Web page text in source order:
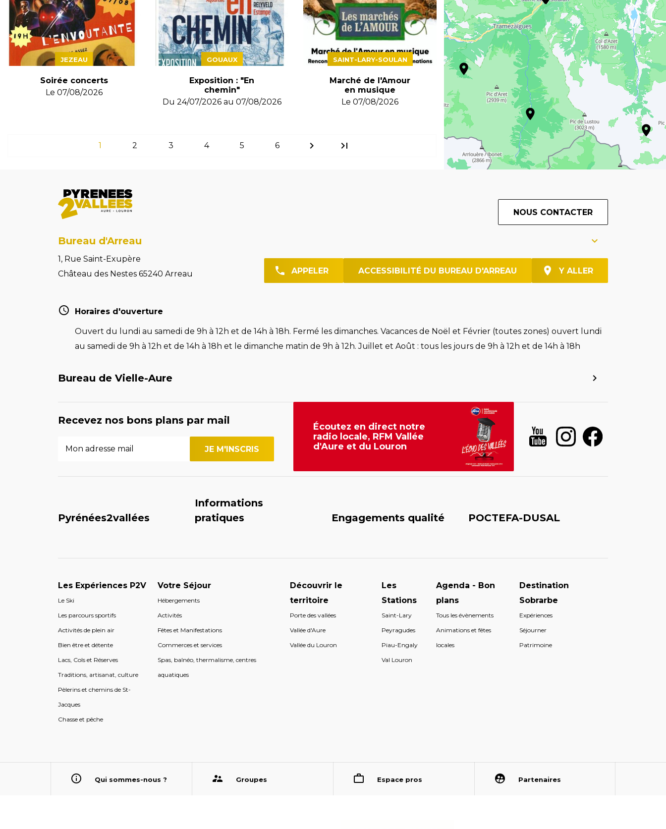
JEZEAU
Soirée concerts
Le 07/08/2026
GOUAUX
Exposition : "En
chemin"
Du 24/07/2026au 07/08/2026
SAINT-LARY-SOULAN
Marché de l'Amour
en musique
Le07/08/2026
1 2 3 4 5 6 chevron_right last_page
NOUS CONTACTER
Bureau d'Arreau
1, Rue Saint-Exupère
Château des Nestes 65240 Arreau
APPELER ACCESSIBILITÉ DU BUREAU D'ARREAU Y ALLER
Horaires d'ouverture
Ouvert du lundi au samedi de 9h à 12h et de 14h à 18h. Fermé les dimanches. Vacances de Noël et Février (toutes zones) ouvert lundi
au samedi de 9h à 12h et de 14h à 18h et le dimanche matin de 9h à 12h. Juillet et Août : tous les jours de 9h à 12h et de 14h à 18h
Bureau de Vielle-Aure
Recevez nos bons plans par mail
Écoutez en direct notre
radio locale, RFM Vallée
d'Aure et du Louron
Pyrénées2vallées
Informations
pratiques
Engagements qualité POCTEFA-DUSAL
Les Expériences P2V
Le Ski
Les parcours sportifs
Activités de plein air
Bien être et détente
Lacs, Cols et Réserves
Traditions, artisanat, culture
Pèlerins et chemins de St-
Jacques
Chasse et pêche
Votre Séjour
Hébergements
Activités
Fêtes et Manifestations
Commerces et services
Spas, balnéo, thermalisme, centres
aquatiques
Découvrir le
territoire
Porte des vallées
Vallée d'Aure
Vallée du Louron
Les
Stations
Saint-Lary
Peyragudes
Piau-Engaly
Val Louron
Agenda - Bon
plans
Tous les évènements
Animations et fêtes
locales
Destination
Sobrarbe
Expériences
Séjourner
Patrimoine
Qui sommes-nous ? Groupes Espace pros Partenaires